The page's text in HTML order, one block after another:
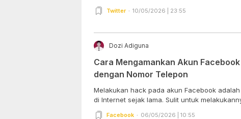
Twitter 10/05/2026 | 23:55
Dozi Adiguna
Cara Mengamankan Akun
dengan Nomor Telepon
Melakukan hack pada akun Facebook
di Internet sejak lama. Sulit untuk
Facebook 06/05/2026 | 10:55